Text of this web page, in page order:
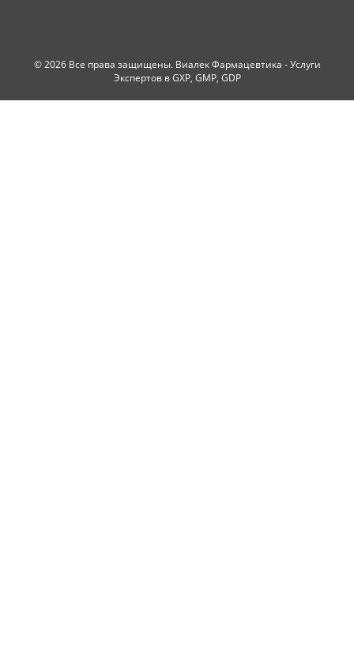
© 2026 Все права защищены. Виалек Фармацевтика - Услуги
Экспертов в GXP, GMP, GDP